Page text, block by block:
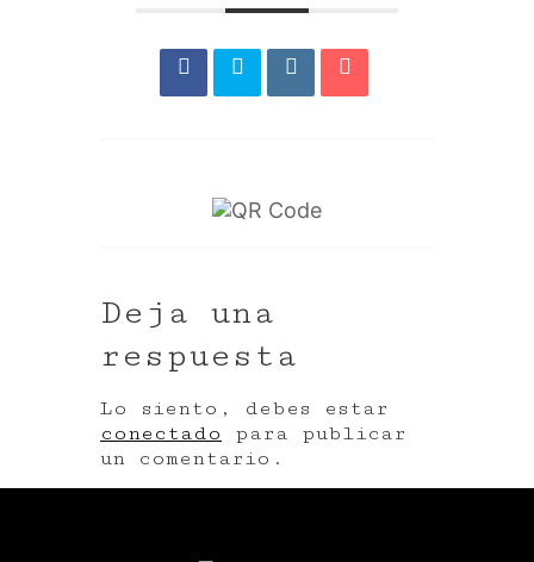
Deja una
respuesta
Lo siento, debes estar
conectado para publicar
un comentario.